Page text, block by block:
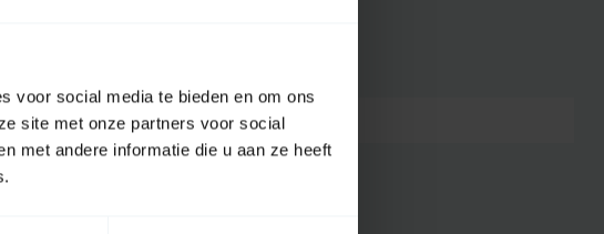
voor social media te bieden en om ons
site met onze partners voor social
met andere informatie die u aan ze heeft
3265155842920